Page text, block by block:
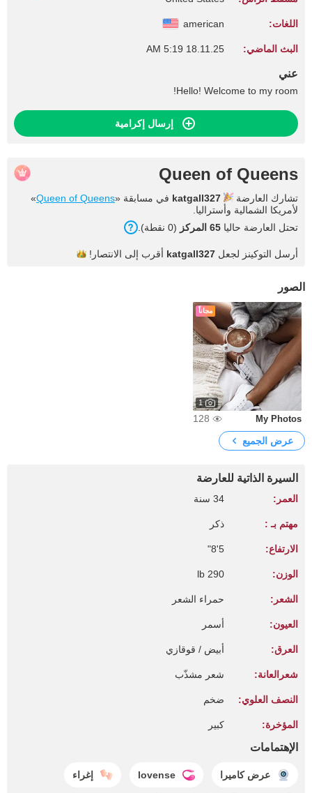
اللغات: american
البث الماضي: 18.11.25 5:19 AM
عني
Hello! Welcome to my room!
إرسال إكرامية
Queen of Queens
تشارك العارضة katgall327 في مسابقة «Queen of Queens
»
لأمريكا الشمالية وأستراليا.
تحتل العارضة حاليا 65 المركز (0 نقطة).
أرسل التوكينز لجعل katgall327 أقرب إلى الانتصار!
الصور
مجاناً
1
My Photos
128
عرض الجميع
السيرة الذاتية للعارضة
العمر: 34 سنة
مهتم بـ : ذكر
الارتفاع: 5'8"
الوزن: 290 lb
الشعر: حمراء الشعر
العيون: أسمر
العرق: أبيض / قوقازي
شعرالعانة: شعر مشذّب
النصف العلوي: ضخم
المؤخرة: كبير
الإهتمامات
عرض كاميرا lovense إغراء